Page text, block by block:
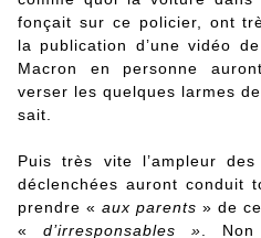
fonçait sur ce policier, ont
la publication d’une vidéo
Macron en personne
verser les quelques larmes
sait.
Puis très vite l’ampleur
déclenchées auront conduit
prendre « aux parents » de
«d’irresponsables » .